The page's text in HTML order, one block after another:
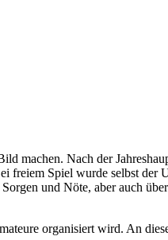
machen. Nach der
Spiel wurde selbst der
und Nöte, aber auch
organisiert wird. An